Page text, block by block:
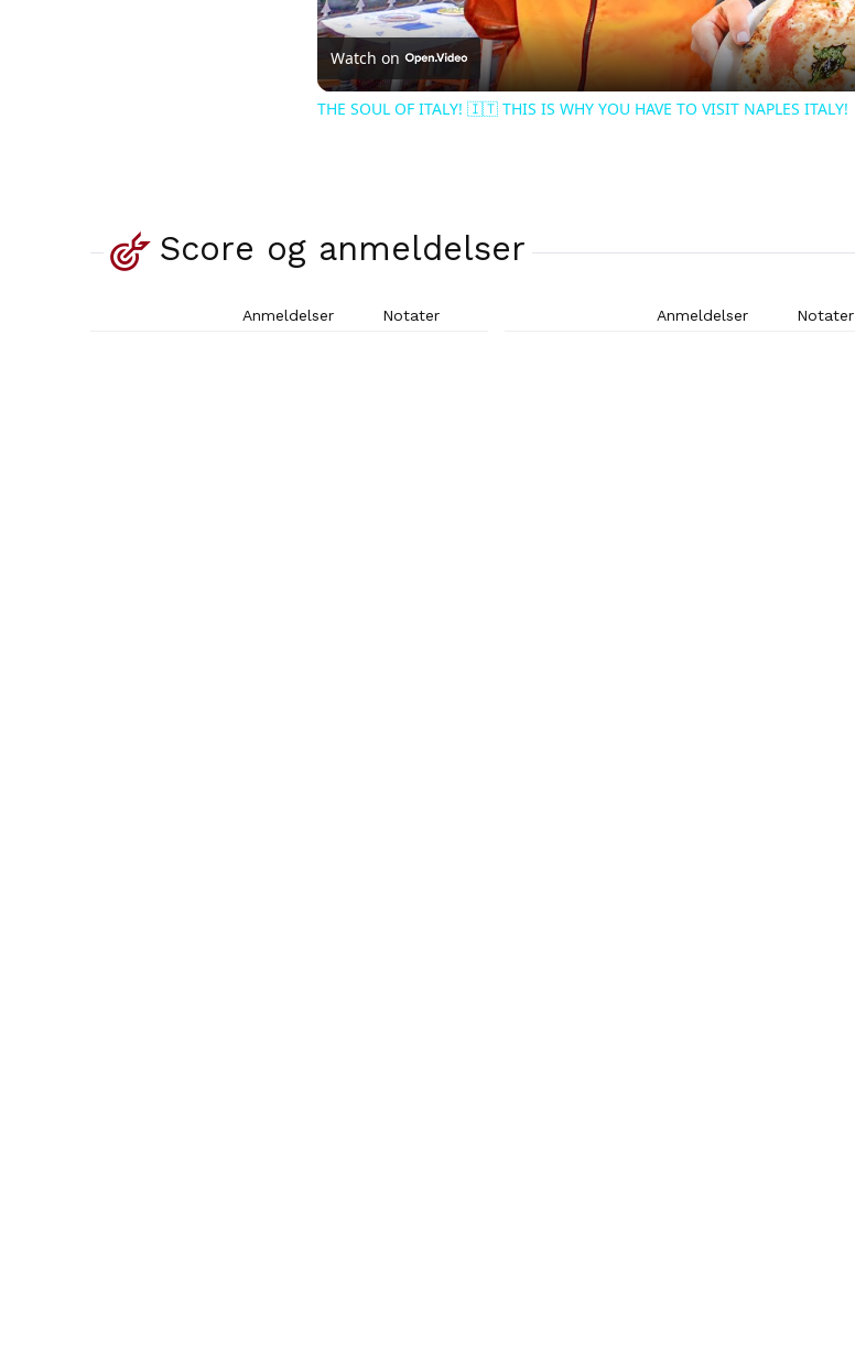
Watch on
THE SOUL OF ITALY! 🇮🇹 THIS IS WHY YOU HAVE TO VISIT NAPLES ITALY!
Score og anmeldelser
Anmeldelser Notater Anmeldelser Notater